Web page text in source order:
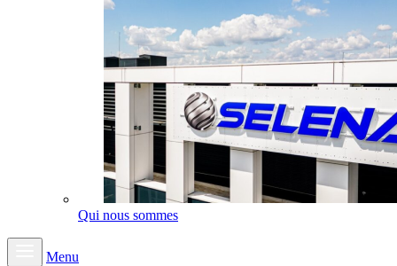
Qui nous sommes
Menu